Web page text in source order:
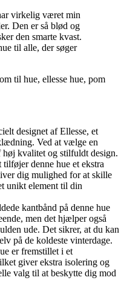
virkelig været min
Den er så blød og
den smarte kvast.
til alle, der søger
til hue, ellesse hue, pom
designet af Ellesse, et
Ved at vælge en
høj kvalitet og stilfuldt design.
denne hue et ekstra
dig mulighed for at skille
unikt element til din
kantbånd på denne hue
men det hjælper også
ude. Det sikrer, at du kan
på de koldeste vinterdage.
er fremstillet i et
giver ekstra isolering og
valg til at beskytte dig mod